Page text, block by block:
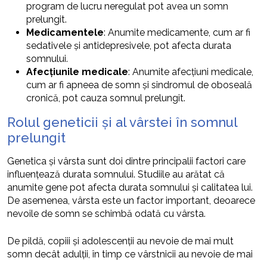
program de lucru neregulat pot avea un somn
prelungit.
Medicamentele: Anumite medicamente, cum ar fi
sedativele și antidepresivele, pot afecta durata
somnului.
Afecțiunile medicale: Anumite afecțiuni medicale,
cum ar fi apneea de somn și sindromul de oboseală
cronică, pot cauza somnul prelungit.
Rolul geneticii și al vârstei în somnul
prelungit
Genetica și vârsta sunt doi dintre principalii factori care
influențează durata somnului. Studiile au arătat că
anumite gene pot afecta durata somnului și calitatea lui.
De asemenea, vârsta este un factor important, deoarece
nevoile de somn se schimbă odată cu vârsta.
De pildă, copiii și adolescenții au nevoie de mai mult
somn decât adulții, în timp ce vârstnicii au nevoie de mai